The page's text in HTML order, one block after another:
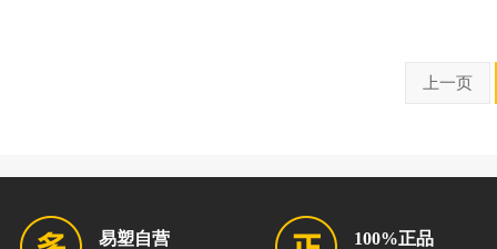
上一页
易塑自营 100%正品